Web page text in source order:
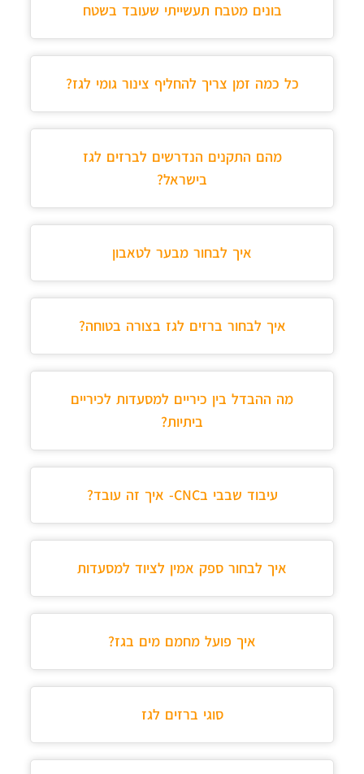
בונים מטבח תעשייתי שעובד בשטח
כל כמה זמן צריך להחליף צינור גומי לגז?
מהם התקנים הנדרשים לברזים לגז
בישראל?
איך לבחור מבער לטאבון
איך לבחור ברזים לגז בצורה בטוחה?
מה ההבדל בין כיריים למסעדות לכיריים
ביתיות?
עיבוד שבבי בCNC- איך זה עובד?
איך לבחור ספק אמין לציוד למסעדות
איך פועל מחמם מים בגז?
סוגי ברזים לגז